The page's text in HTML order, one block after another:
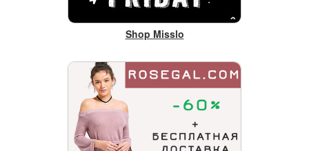
Shop Misslo